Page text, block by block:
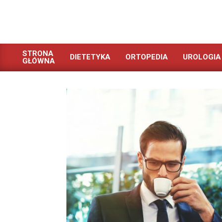
Primary
STRONA
GŁÓWNA
DIETETYKA ORTOPEDIA UROLOGIA